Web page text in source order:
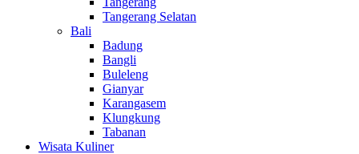
Tangerang Selatan
Bali
Badung
Bangli
Buleleng
Gianyar
Karangasem
Klungkung
Tabanan
Wisata Kuliner